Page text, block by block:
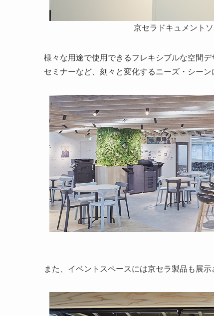
京セラドキュメント
様々な用途で使用できるフレキシブルな空間
セミナーなど、刻々と変化するニーズ・シー
また、イベントスペースには京セラ製品も展示